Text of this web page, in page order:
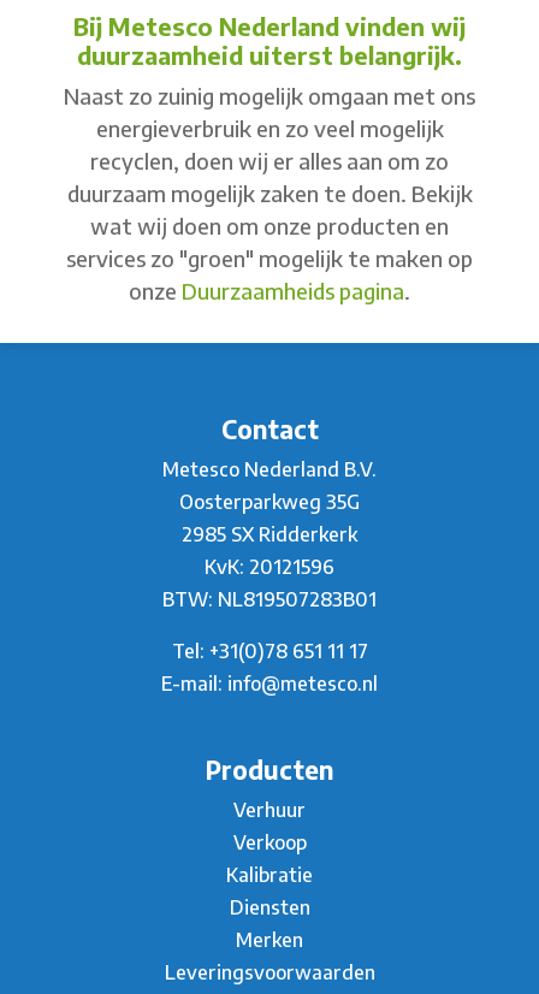
Bij Metesco Nederland vinden wij
duurzaamheid uiterst belangrijk.
Naast zo zuinig mogelijk omgaan met ons
energieverbruik en zo veel mogelijk
recyclen, doen wij er alles aan om zo
duurzaam mogelijk zaken te doen. Bekijk
wat wij doen om onze producten en
services zo "groen" mogelijk te maken op
onze Duurzaamheids pagina.
Contact
Metesco Nederland B.V.
Oosterparkweg 35G
2985 SX Ridderkerk
KvK: 20121596
BTW: NL819507283B01
Tel: +31(0)78 651 11 17
E-mail: info@metesco.nl
Producten
Verhuur
Verkoop
Kalibratie
Diensten
Merken
Leveringsvoorwaarden